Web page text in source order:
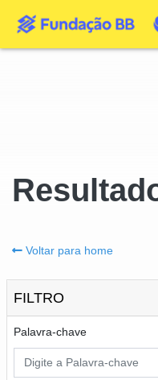
Voltar para home
FILTRO
Palavra-chave